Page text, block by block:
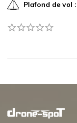
Plafond de vol :